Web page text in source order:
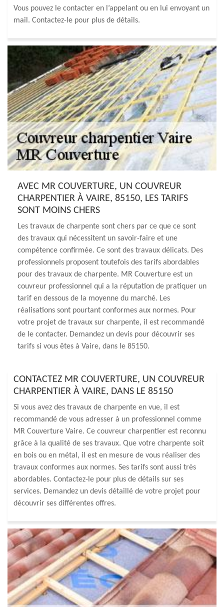
Vous pouvez le contacter en l’appelant ou en lui envoyant un
mail. Contactez-le pour plus de détails.
AVEC MR COUVERTURE, UN COUVREUR
CHARPENTIER À VAIRE, 85150, LES TARIFS
SONT MOINS CHERS
Les travaux de charpente sont chers par ce que ce sont
des travaux qui nécessitent un savoir-faire et une
compétence confirmée. Ce sont des travaux délicats. Des
professionnels proposent toutefois des tarifs abordables
pour des travaux de charpente. MR Couverture est un
couvreur professionnel qui a la réputation de pratiquer un
tarif en dessous de la moyenne du marché. Les
réalisations sont pourtant conformes aux normes. Pour
votre projet de travaux sur charpente, il est recommandé
de le contacter. Demandez un devis pour découvrir ses
tarifs si vous êtes à Vaire, dans le 85150.
CONTACTEZ MR COUVERTURE, UN COUVREUR
CHARPENTIER À VAIRE, DANS LE 85150
Si vous avez des travaux de charpente en vue, il est
recommandé de vous adresser à un professionnel comme
MR Couverture Vaire. Ce couvreur charpentier est reconnu
grâce à la qualité de ses travaux. Que votre charpente soit
en bois ou en métal, il est en mesure de vous réaliser des
travaux conformes aux normes. Ses tarifs sont aussi très
abordables. Contactez-le pour plus de détails sur ses
services. Demandez un devis détaillé de votre projet pour
découvrir ses différentes offres.